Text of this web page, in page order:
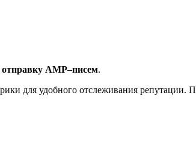
AMP–писем.
для удобного отслеживания